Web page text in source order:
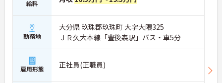
給料
勤務地
大分県 玖珠郡玖珠町 大字大隈325
ＪＲ久大本線「豊後森駅」バス・車5分
雇用形態 正社員(正職員)